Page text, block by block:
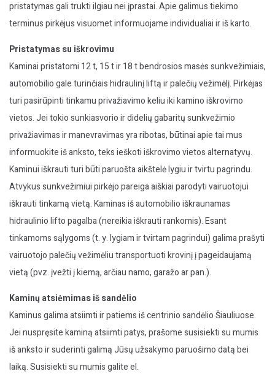
pristatymas gali trukti ilgiau nei įprastai. Apie galimus tiekimo
terminus pirkėjus visuomet informuojame individualiai ir iš karto.
Pristatymas su iškrovimu
Kaminai pristatomi 12 t, 15 t ir 18 t bendrosios masės sunkvežimiais,
automobilio gale turinčiais hidraulinį liftą ir palečių vežimėlį. Pirkėjas
turi pasirūpinti tinkamu privažiavimo keliu iki kamino iškrovimo
vietos. Jei tokio sunkiasvorio ir didelių gabaritų sunkvežimio
privažiavimas ir manevravimas yra ribotas, būtinai apie tai mus
informuokite iš anksto, teks ieškoti iškrovimo vietos alternatyvų.
Kaminui iškrauti turi būti paruošta aikštelė lygiu ir tvirtu pagrindu.
Atvykus sunkvežimiui pirkėjo pareiga aiškiai parodyti vairuotojui
iškrauti tinkamą vietą. Kaminas iš automobilio iškraunamas
hidraulinio lifto pagalba (nereikia iškrauti rankomis). Esant
tinkamoms sąlygoms (t. y. lygiam ir tvirtam pagrindui) galima prašyti
vairuotojo palečių vežimėliu transportuoti krovinį į pageidaujamą
vietą (pvz. įvežti į kiemą, arčiau namo, garažo ar pan.).
Kaminų atsiėmimas iš sandėlio
Kaminus galima atsiimti ir patiems iš centrinio sandėlio Šiauliuose.
Jei nuspręsite kaminą atsiimti patys, prašome susisiekti su mumis
iš anksto ir suderinti galimą Jūsų užsakymo paruošimo datą bei
laiką. Susisiekti su mumis galite el.